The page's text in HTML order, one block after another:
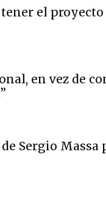
el
en vez de
Sergio